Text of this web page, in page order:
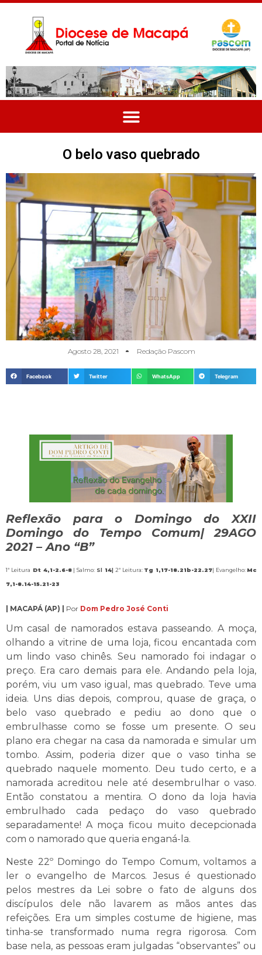
O belo vaso quebrado
Agosto 28, 2021 Redação Pascom
Facebook Twitter WhatsApp Telegram
Reflexão para o Domingo do XXII
Domingo do Tempo Comum| 29AGO
2021 – Ano “B”
1ª Leitura Dt 4,1-2.6-8| Salmo:Sl 14|2ª Leitura: Tg 1,17-18.21b-22.27| Evangelho: Mc
7,1-8.14-15.21-23
| MACAPÁ (AP) | Por Dom Pedro José Conti
Um casal de namorados estava passeando. A moça,
olhando a vitrine de uma loja, ficou encantada com
um lindo vaso chinês. Seu namorado foi indagar o
preço. Era caro demais para ele. Andando pela loja,
porém, viu um vaso igual, mas quebrado. Teve uma
ideia. Uns dias depois, comprou, quase de graça, o
belo vaso quebrado e pediu ao dono que o
embrulhasse como se fosse um presente. O seu
plano era chegar na casa da namorada e simular um
tombo. Assim, poderia dizer que o vaso tinha se
quebrado naquele momento. Deu tudo certo, e a
namorada acreditou nele até desembrulhar o vaso.
Então constatou a mentira. O dono da loja havia
embrulhado cada pedaço do vaso quebrado
separadamente! A moça ficou muito decepcionada
com o namorado que queria enganá-la.
Neste 22º Domingo do Tempo Comum, voltamos a
ler o evangelho de Marcos. Jesus é questionado
pelos mestres da Lei sobre o fato de alguns dos
discípulos dele não lavarem as mãos antes das
refeições. Era um simples costume de higiene, mas
tinha-se transformado numa regra rigorosa. Com
base nela, as pessoas eram julgadas “observantes” ou